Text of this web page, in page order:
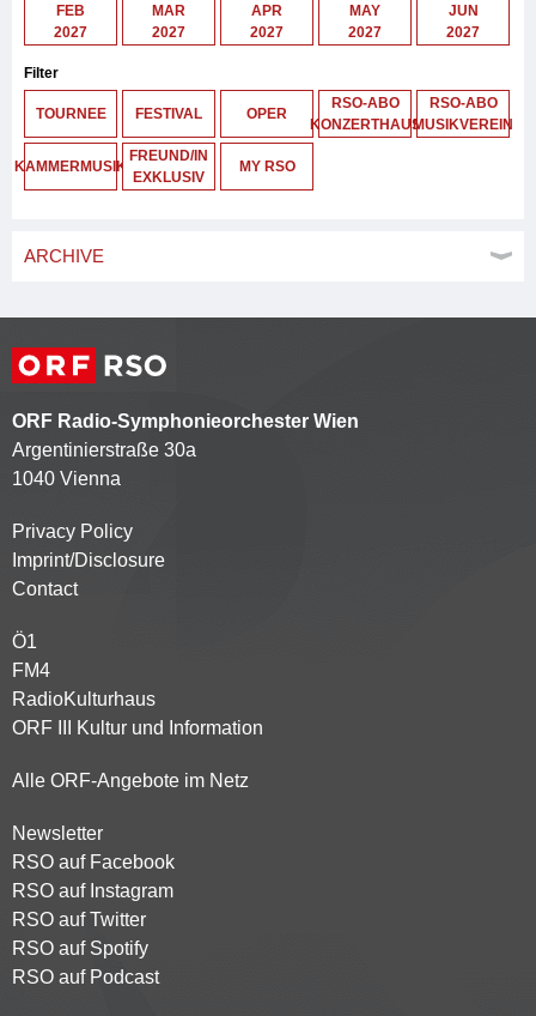
FEB
2027
MAR
2027
APR
2027
MAY
2027
JUN
2027
Filter
TOURNEE FESTIVAL OPER
RSO-ABO
KONZERTHAUS
RSO-ABO
MUSIKVEREIN
KAMMERMUSIK
FREUND/IN
EXKLUSIV
MY RSO
ARCHIVE
ORF Radio-Symphonieorchester Wien
Argentinierstraße 30a
1040 Vienna
Kontaktmenü
Privacy Policy
Imprint/Disclosure
Contact
Partnersender
Ö1
FM4
RadioKulturhaus
ORF III Kultur und Information
Alle ORF-Angebote im Netz
Footer
menu
Newsletter
RSO auf Facebook
RSO auf Instagram
RSO auf Twitter
RSO auf Spotify
RSO auf Podcast